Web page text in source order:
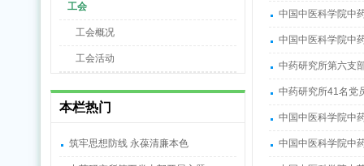
工会
工会概况
工会活动
本栏热门
筑牢思想防线 永葆清廉本色
中国中医科学院中
中国中医科学院中
中药研究所第六支
中药研究所41名党
中国中医科学院中
中国中医科学院中